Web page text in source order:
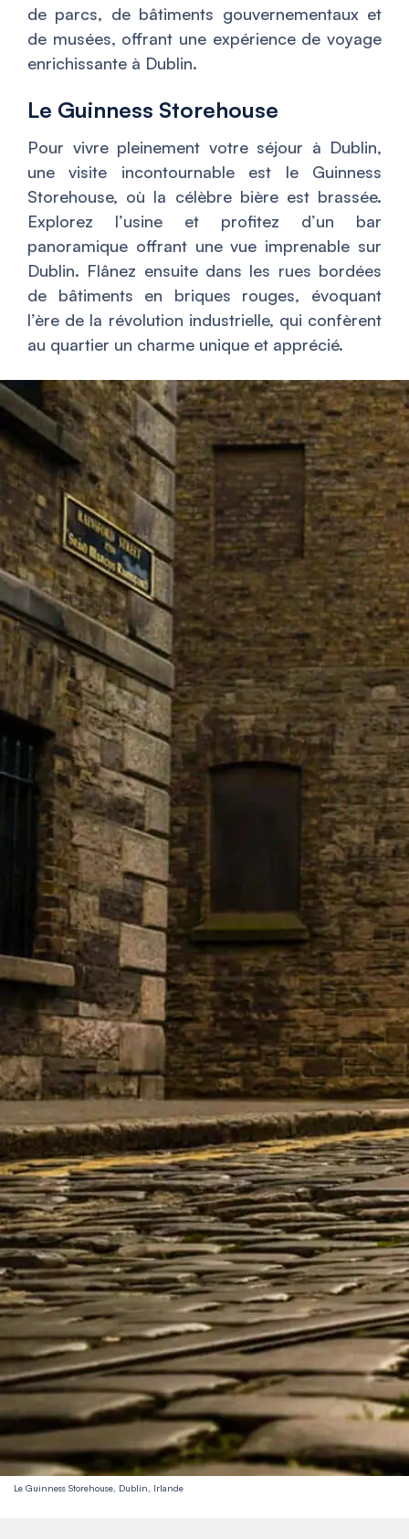
de parcs, de bâtiments gouvernementaux et
de musées, offrant une expérience de voyage
enrichissante à Dublin.
Le Guinness Storehouse
Pour vivre pleinement votre séjour à Dublin,
une visite incontournable est le Guinness
Storehouse, où la célèbre bière est brassée.
Explorez l’usine et profitez d’un bar
panoramique offrant une vue imprenable sur
Dublin. Flânez ensuite dans les rues bordées
de bâtiments en briques rouges, évoquant
l’ère de la révolution industrielle, qui confèrent
au quartier un charme unique et apprécié.
Le Guinness Storehouse, Dublin, Irlande